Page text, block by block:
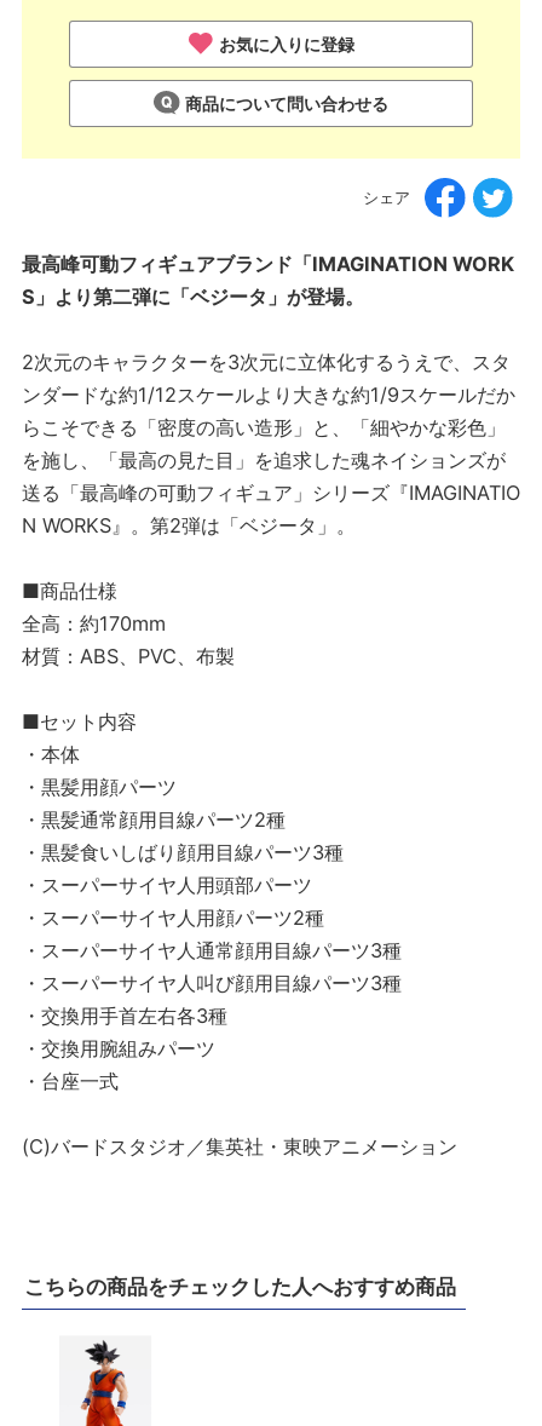
お気に入りに登録
商品について問い合わせる
シェア
最高峰可動フィギュアブランド「IMAGINATION WORK
S」より第二弾に「ベジータ」が登場。
2次元のキャラクターを3次元に立体化するうえで、スタ
ンダードな約1/12スケールより大きな約1/9スケールだか
らこそできる「密度の高い造形」と、「細やかな彩色」
を施し、「最高の見た目」を追求した魂ネイションズが
送る「最高峰の可動フィギュア」シリーズ『IMAGINATIO
N WORKS』。第2弾は「ベジータ」。
■商品仕様
全高：約170mm
材質：ABS、PVC、布製
■セット内容
・本体
・黒髪用顔パーツ
・黒髪通常顔用目線パーツ2種
・黒髪食いしばり顔用目線パーツ3種
・スーパーサイヤ人用頭部パーツ
・スーパーサイヤ人用顔パーツ2種
・スーパーサイヤ人通常顔用目線パーツ3種
・スーパーサイヤ人叫び顔用目線パーツ3種
・交換用手首左右各3種
・交換用腕組みパーツ
・台座一式
(C)バードスタジオ／集英社・東映アニメーション
こちらの商品をチェックした人へおすすめ商品